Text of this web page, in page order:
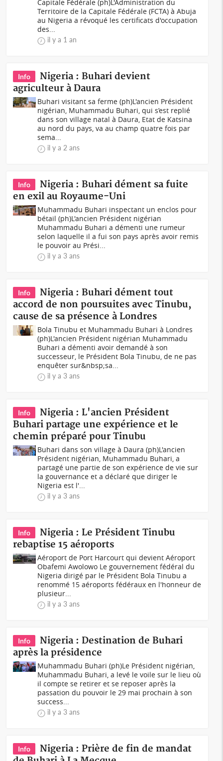
Capitale Fédérale (ph)L'Administration du
Territoire de la Capitale Fédérale (FCTA) à Abuja
au Nigeria a révoqué les certificats d'occupation
des...
il y a 1 an
Info
Nigeria : Buhari devient
agriculteur à Daura
Buhari visitant sa ferme (ph)L'ancien Président
nigérian, Muhammadu Buhari, qui s’est replié
dans son village natal à Daura, Etat de Katsina
au nord du pays, va au champ quatre fois par
sema...
il y a 2 ans
Info
Nigeria : Buhari dément sa fuite
en exil au Royaume-Uni
Muhammadu Buhari inspectant un enclos pour
bétail (ph)L'ancien Président nigérian
Muhammadu Buhari a démenti une rumeur
selon laquelle il a fui son pays après avoir remis
le pouvoir au Prési...
il y a 3 ans
Info
Nigeria : Buhari dément tout
accord de non poursuites avec Tinubu,
cause de sa présence à Londres
Bola Tinubu et Muhammadu Buhari à Londres
(ph)L'ancien Président nigérian Muhammadu
Buhari a démenti avoir demandé à son
successeur, le Président Bola Tinubu, de ne pas
enquêter sur&nbsp;sa...
il y a 3 ans
Info
Nigeria : L'ancien Président
Buhari partage une expérience et le
chemin préparé pour Tinubu
Buhari dans son village à Daura (ph)L'ancien
Président nigérian, Muhammadu Buhari, a
partagé une partie de son expérience de vie sur
la gouvernance et a déclaré que diriger le
Nigeria est l'...
il y a 3 ans
Info
Nigeria : Le Président Tinubu
rebaptise 15 aéroports
Aéroport de Port Harcourt qui devient Aéroport
Obafemi Awolowo Le gouvernement fédéral du
Nigeria dirigé par le Président Bola Tinubu a
renommé 15 aéroports fédéraux en l'honneur de
plusieur...
il y a 3 ans
Info
Nigeria : Destination de Buhari
après la présidence
Muhammadu Buhari (ph)Le Président nigérian,
Muhammadu Buhari, a levé le voile sur le lieu où
il compte se retirer et se reposer après la
passation du pouvoir le 29 mai prochain à son
success...
il y a 3 ans
Info
Nigeria : Prière de fin de mandat